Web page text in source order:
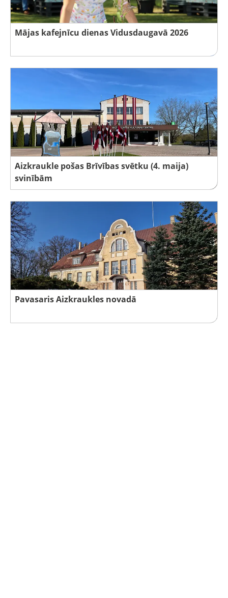
Mājas kafejnīcu dienas Vidusdaugavā 2026
Aizkraukle pošas Brīvības svētku (4. maija)
svinībām
Pavasaris Aizkraukles novadā